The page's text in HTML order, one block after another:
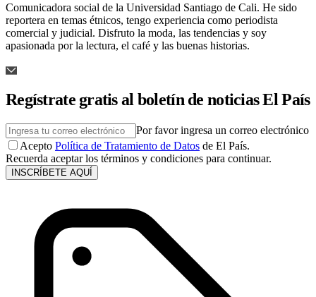
Comunicadora social de la Universidad Santiago de Cali. He sido
reportera en temas étnicos, tengo experiencia como periodista
comercial y judicial. Disfruto la moda, las tendencias y soy
apasionada por la lectura, el café y las buenas historias.
Regístrate gratis al boletín de noticias El País
Por favor ingresa un correo electrónico
Acepto Política de Tratamiento de Datos de El País.
Recuerda aceptar los términos y condiciones para continuar.
INSCRÍBETE AQUÍ